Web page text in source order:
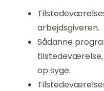
arbejdsgiveren.
Sådanne
op syge.